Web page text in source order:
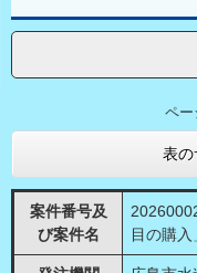
ペー
表の
案件番号及
び案件名
目の購入